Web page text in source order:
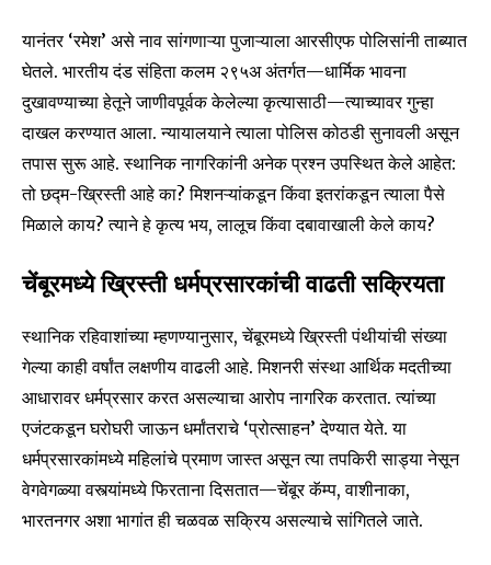
यानंतर ‘रमेश’ असे नाव सांगणाऱ्या पुजाऱ्याला आरसीएफ पोलिसांनी ताब्यात
घेतले. भारतीय दंड संहिता कलम २९५अ अंतर्गत—धार्मिक भावना
दुखावण्याच्या हेतूने जाणीवपूर्वक केलेल्या कृत्यासाठी—त्याच्यावर गुन्हा
दाखल करण्यात आला. न्यायालयाने त्याला पोलिस कोठडी सुनावली असून
तपास सुरू आहे. स्थानिक नागरिकांनी अनेक प्रश्न उपस्थित केले आहेत:
तो छद्म-ख्रिस्ती आहे का? मिशनऱ्यांकडून किंवा इतरांकडून त्याला पैसे
मिळाले काय? त्याने हे कृत्य भय, लालूच किंवा दबावाखाली केले काय?
चेंबूरमध्ये ख्रिस्ती धर्मप्रसारकांची वाढती सक्रियता
स्थानिक रहिवाशांच्या म्हणण्यानुसार, चेंबूरमध्ये ख्रिस्ती पंथीयांची संख्या
गेल्या काही वर्षांत लक्षणीय वाढली आहे. मिशनरी संस्था आर्थिक मदतीच्या
आधारावर धर्मप्रसार करत असल्याचा आरोप नागरिक करतात. त्यांच्या
एजंटकडून घरोघरी जाऊन धर्मांतराचे ‘प्रोत्साहन’ देण्यात येते. या
धर्मप्रसारकांमध्ये महिलांचे प्रमाण जास्त असून त्या तपकिरी साड्या नेसून
वेगवेगळ्या वस्त्यांमध्ये फिरताना दिसतात—चेंबूर कॅम्प, वाशीनाका,
भारतनगर अशा भागांत ही चळवळ सक्रिय असल्याचे सांगितले जाते.